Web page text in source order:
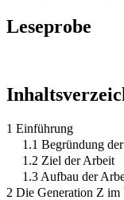
Leseprobe
1 Einführung
1.1 Begründung
1.2 Ziel der Arbeit
1.3 Aufbau der
2 Die Generation Z